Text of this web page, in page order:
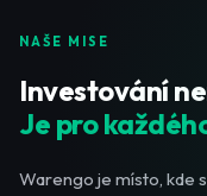
NAŠE MISE
Investování
Je pro
Warengo je místo, kde